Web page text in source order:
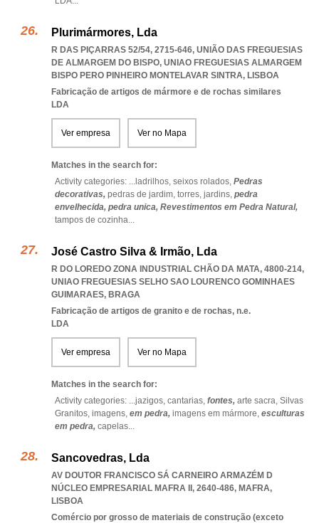
Plurimármores, Lda
R DAS PIÇARRAS 52/54, 2715-646, UNIÃO DAS FREGUESIAS
DE ALMARGEM DO BISPO, UNIAO FREGUESIAS ALMARGEM
BISPO PERO PINHEIRO MONTELAVAR SINTRA, LISBOA
Fabricação de artigos de mármore e de rochas similares
LDA
Ver empresa Ver no Mapa
Matches in the search for:
Activity categories: ... ladrilhos, seixos rolados, Pedras
decorativas, pedras de jardim, torres, jardins, pedra
envelhecida, pedra unica, Revestimentos em Pedra Natural,
tampos de cozinha...
José Castro Silva & Irmão, Lda
R DO LOREDO ZONA INDUSTRIAL CHÃO DA MATA, 4800-214,
UNIAO FREGUESIAS SELHO SAO LOURENCO GOMINHAES
GUIMARAES, BRAGA
Fabricação de artigos de granito e de rochas, n.e.
LDA
Ver empresa Ver no Mapa
Matches in the search for:
Activity categories: ...jazigos, cantarias, fontes, arte sacra, Silvas
Granitos, imagens, em pedra, imagens em mármore, esculturas
em pedra, capelas...
Sancovedras, Lda
AV DOUTOR FRANCISCO SÁ CARNEIRO ARMAZÉM D
NÚCLEO EMPRESARIAL MAFRA II, 2640-486, MAFRA,
LISBOA
Comércio por grosso de materiais de construção (exceto